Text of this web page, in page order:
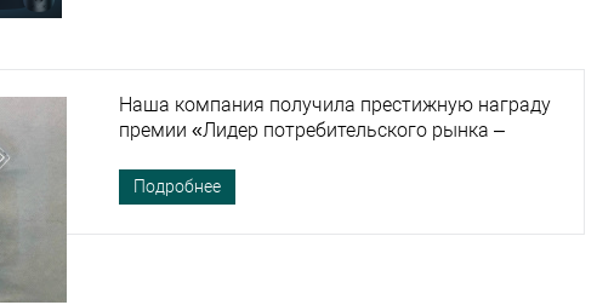
Наша компания получила престижную награду
премии «Лидер потребительского рынка –
Подробнее